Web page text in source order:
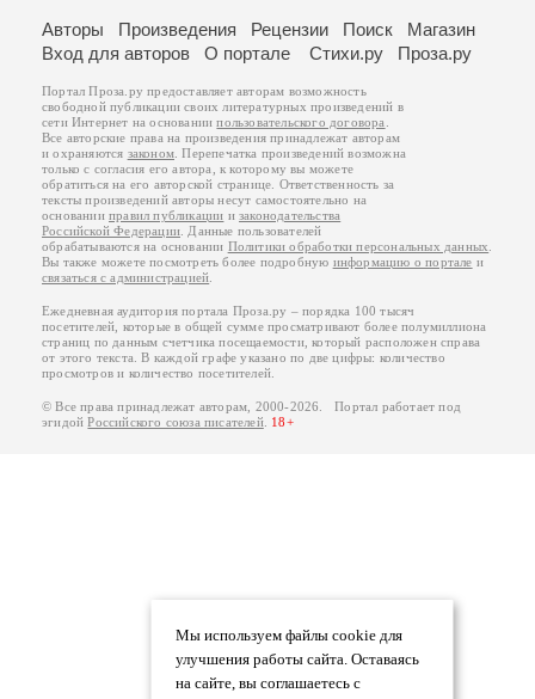
Мы используем файлы cookie для
улучшения работы сайта. Оставаясь
на сайте, вы соглашаетесь с
Авторы Произведения Рецензии Поиск
Магазин
Вход для авторов
О портале Стихи.ру Проза.ру
Портал Проза.ру предоставляет авторам возможность
свободной публикации своих литературных произведений в
сети Интернет на основаниипользовательского договора
Все авторские права на произведения принадлежат авторам
и охраняются законом . Перепечатка произведений возможна
только с согласия его автора, к которому вы можете
обратиться на его авторской странице. Ответственность за
тексты произведений авторы несут самостоятельно на
основанииправил публикации изаконодательства
Российской Федерации . Данные пользователей
обрабатываются на основании Политики обработки персональных данных
Вы также можете посмотреть более подробную информацию о портале и
связаться с администрацией
Ежедневная аудитория портала Проза.ру – порядка 100 тысяч
посетителей, которые в общей сумме просматривают более полумиллиона
страниц по данным счетчика посещаемости, который расположен справа
от этого текста. В каждой графе указано по две цифры: количество
просмотров и количество посетителей.
© Все права принадлежат авторам, 2000-2026. Портал работает под
эгидойРоссийского союза писателей. 18+